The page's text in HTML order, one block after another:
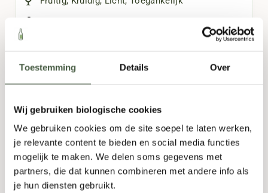
Toestemming Details Over
Wij gebruiken biologische cookies
We gebruiken cookies om de site soepel te laten werken,
je relevante content te bieden en social media functies
mogelijk te maken. We delen soms gegevens met
partners, die dat kunnen combineren met andere info als
je hun diensten gebruikt.
6,95
TOEVOEGEN